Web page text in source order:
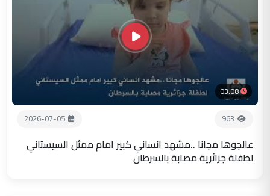
03:08
963
2026-07-05
عالجوها مجانا ..مشهد انساني كبير امام ممثل السيستاني
لطفلة جزائرية مصابة بالسرطان